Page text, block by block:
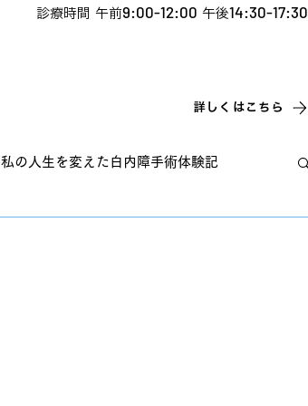
診療時間 午前9:00-12:00 午後14:30-17:30
詳しくはこちら
私の人生を変えた白内障手術体験記